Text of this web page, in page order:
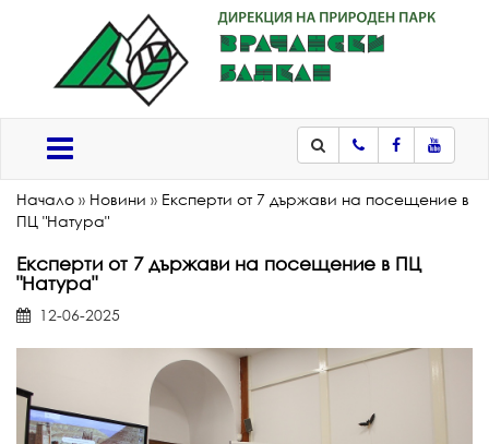
ТелефонFacebook
Начало » Новини » Експерти от 7 държави на посещение в
ПЦ "Натура"
Експерти от 7 държави на посещение в ПЦ
"Натура"
12-06-2025